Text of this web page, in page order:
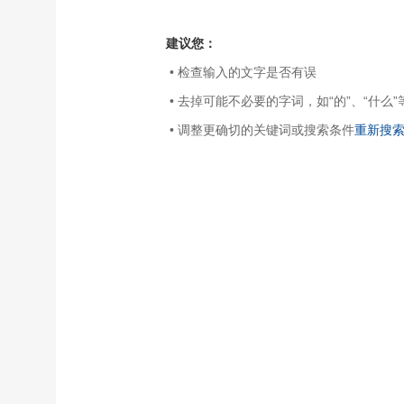
建议您：
• 检查输入的文字是否有误
• 去掉可能不必要的字词，如“的”、“什么”
• 调整更确切的关键词或搜索条件重新搜索